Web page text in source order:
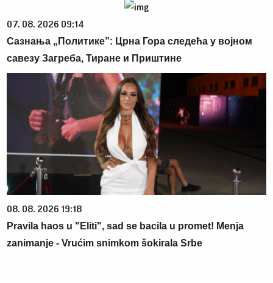
07. 08. 2026 09:14
Сазнања „Политике”: Црна Гора следећа у војном
савезу Загреба, Тиране и Приштине
08. 08. 2026 19:18
Pravila haos u "Eliti", sad se bacila u promet! Menja
zanimanje - Vrućim snimkom šokirala Srbe